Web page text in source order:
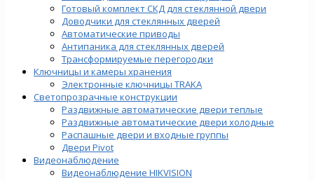
Готовый комплект СКД для стеклянной двери
Доводчики для стеклянных дверей
Автоматические приводы
Антипаника для стеклянных дверей
Трансформируемые перегородки
Ключницы и камеры хранения
Электронные ключницы TRAKA
Светопрозрачные конструкции
Раздвижные автоматические двери теплые
Раздвижные автоматические двери холодные
Распашные двери и входные группы
Двери Pivot
Видеонаблюдение
Видеонаблюдение HIKVISION